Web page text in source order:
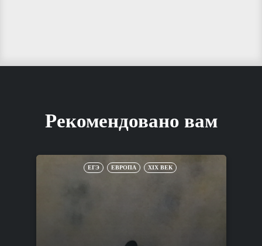
Рекомендовано вам
ЕГЭ ЕВРОПА XIX ВЕК